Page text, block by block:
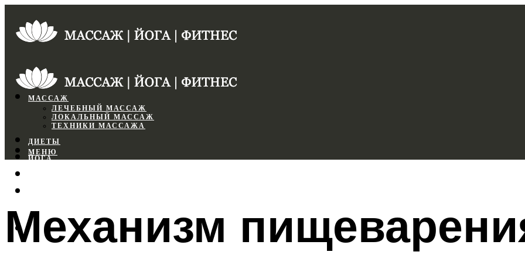
МАССАЖ
ЛЕЧЕБНЫЙ МАССАЖ
ЛОКАЛЬНЫЙ МАССАЖ
ТЕХНИКИ МАССАЖА
ДИЕТЫ
ЙОГА
МЕНЮ
МЕНЮ
Механизм